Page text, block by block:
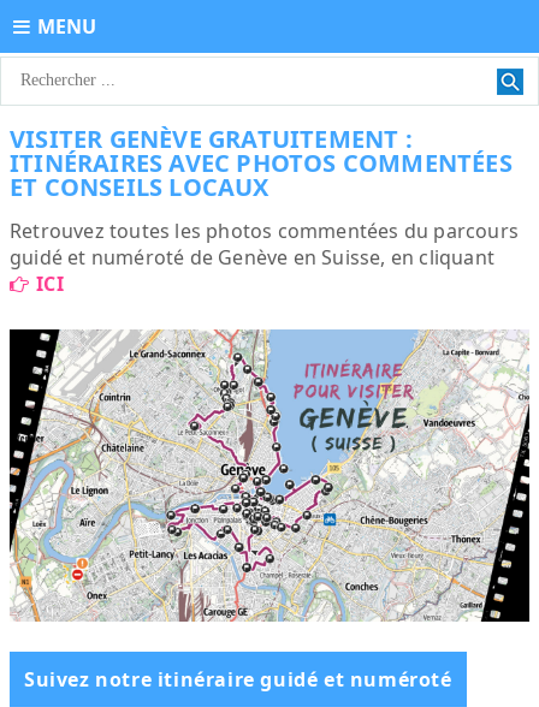
MENU
VISITER GENÈVE GRATUITEMENT :
ITINÉRAIRES AVEC PHOTOS COMMENTÉES
ET CONSEILS LOCAUX
Retrouvez toutes les photos commentées du parcours
guidé et numéroté de Genève en Suisse, en cliquant
ICI
Suivez notre itinéraire guidé et numéroté